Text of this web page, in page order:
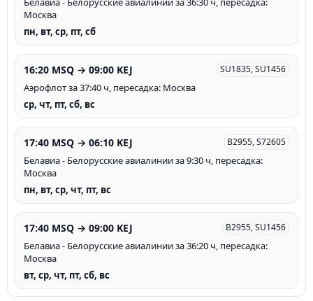
Москва
пн, вт, ср, пт, сб
16:20 MSQ → 09:00 KEJ SU1835, SU1456
Аэрофлот за 37:40 ч, пересадка: Москва
ср, чт, пт, сб, вс
17:40 MSQ → 06:10 KEJ B2955, S72605
Белавиа - Белорусские авиалинии за 9:30 ч, пересадка:
Москва
пн, вт, ср, чт, пт, вс
17:40 MSQ → 09:00 KEJ B2955, SU1456
Белавиа - Белорусские авиалинии за 36:20 ч, пересадка:
Москва
вт, ср, чт, пт, сб, вс